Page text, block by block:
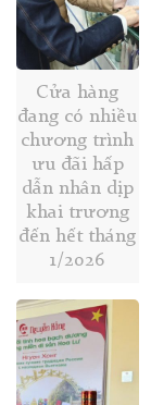
Cửa hàng
đang có nhiều
chương trình
ưu đãi hấp
dẫn nhân dịp
khai trương
đến hết tháng
1/2026